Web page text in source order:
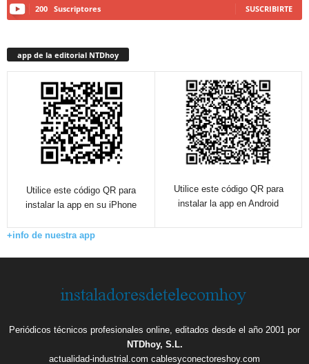
200 Suscriptores SUSCRIBIRTE
app de la editorial NTDhoy
Utilice este código QR para
instalar la app en su iPhone
Utilice este código QR para
instalar la app en Android
+info de nuestra app
Periódicos técnicos profesionales online, editados desde el año 2001 por
NTDhoy, S.L.
actualidad-industrial.com cablesyconectoreshoy.com